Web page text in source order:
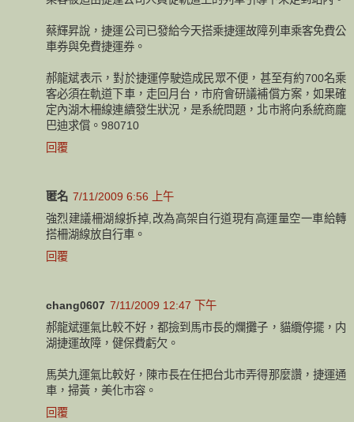
蔡輝昇說，捷運公司已發給今天搭乘捷運故障列車乘客免費公
車券與免費捷運券。
郝龍斌表示，對於捷運停駛造成民眾不便，甚至有約700名乘
客必須在軌道下車，走回月台，市府會研議補償方案，如果確
定內湖木柵線連續發生狀況，是系統問題，北市將向系統商龐
巴迪求償。980710
回覆
匿名 7/11/2009 6:56 上午
強烈建議柵湖線拆掉,改為高架自行道現有高運量空一車給轉
搭柵湖線放自行車。
回覆
chang0607 7/11/2009 12:47 下午
郝龍斌運氣比較不好，都撿到馬市長的爛攤子，貓纜停擺，内
湖捷運故障，健保費虧欠。
馬英九運氣比較好，陳市長在任把台北市弄得那麼讚，捷運通
車，掃黃，美化市容。
回覆